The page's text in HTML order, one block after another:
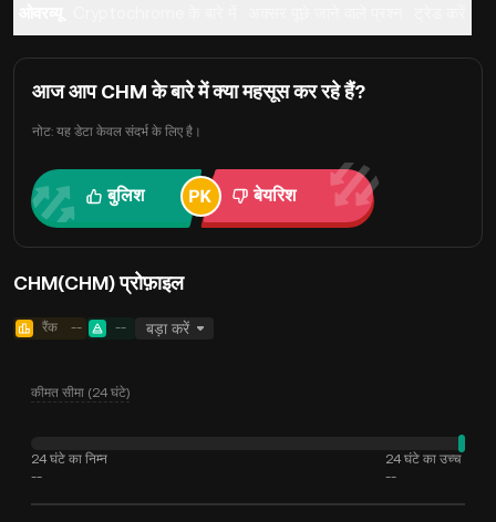
आज आप CHM के बारे में क्या महसूस कर रहे हैं?
नोट: यह डेटा केवल संदर्भ के लिए है।
बुलिश बेयरिश
CHM(CHM) प्रोफ़ाइल
रैंक -- -- बड़ा करें
कीमत सीमा (24 घंटे)
24 घंटे का निम्न
--
24 घंटे का उच्च
--